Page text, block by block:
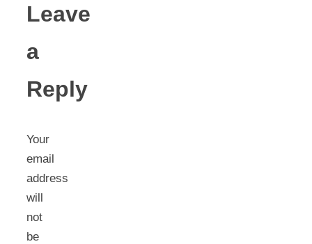
Leave
a
Reply
Your
email
address
will
not
be